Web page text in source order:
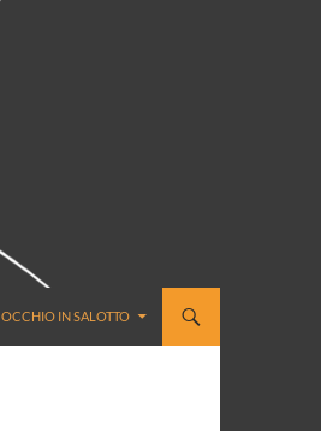
OCCHIO IN SALOTTO